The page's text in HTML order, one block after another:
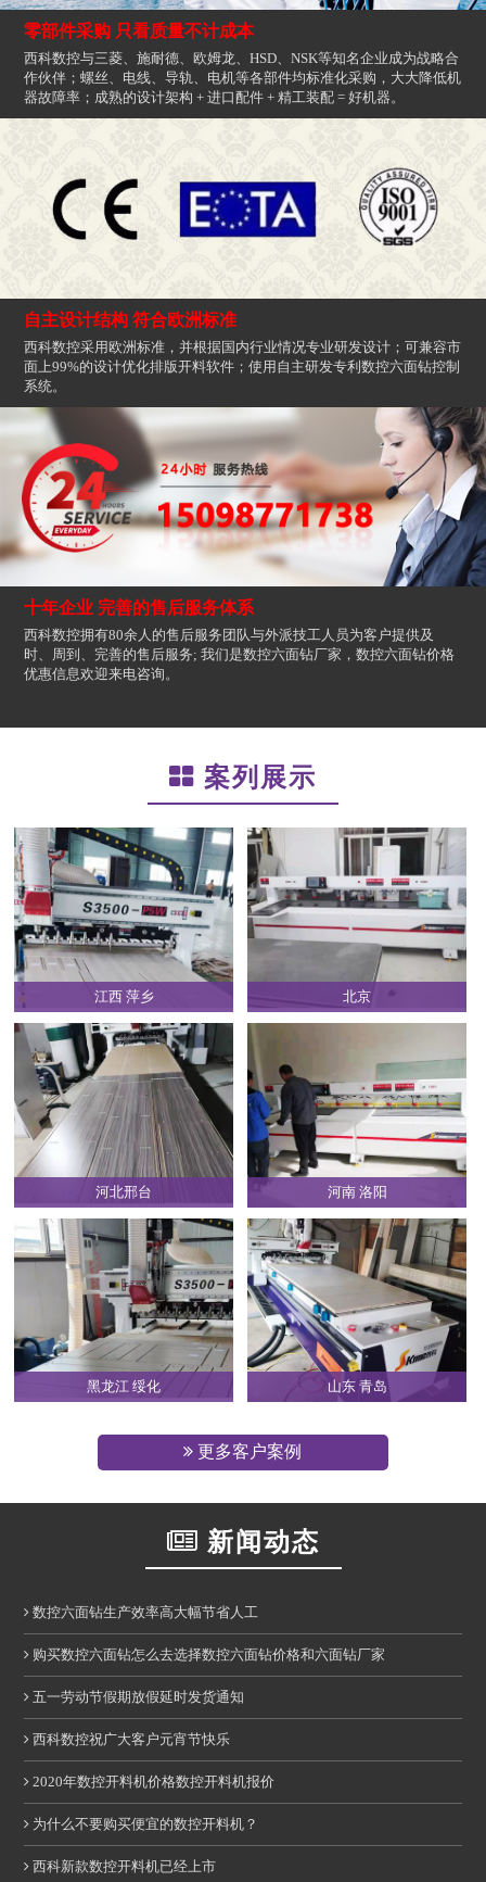
零部件采购 只看质量不计成本
西科数控与三菱、施耐德、欧姆龙、HSD、NSK等知名企业成为战略合
作伙伴；螺丝、电线、导轨、电机等各部件均标准化采购，大大降低机
器故障率；成熟的设计架构 + 进口配件 + 精工装配 = 好机器。
自主设计结构 符合欧洲标准
西科数控采用欧洲标准，并根据国内行业情况专业研发设计；可兼容市
面上99%的设计优化排版开料软件；使用自主研发专利数控六面钻控制
系统。
十年企业 完善的售后服务体系
西科数控拥有80余人的售后服务团队与外派技工人员为客户提供及
时、周到、完善的售后服务; 我们是数控六面钻厂家，数控六面钻价格
优惠信息欢迎来电咨询。
案列展示
江西 萍乡 北京
河北邢台 河南 洛阳
黑龙江 绥化 山东 青岛
更多客户案例
新闻动态
数控六面钻生产效率高大幅节省人工
购买数控六面钻怎么去选择数控六面钻价格和六面钻厂家
五一劳动节假期放假延时发货通知
西科数控祝广大客户元宵节快乐
2020年数控开料机价格数控开料机报价
为什么不要购买便宜的数控开料机？
西科新款数控开料机已经上市